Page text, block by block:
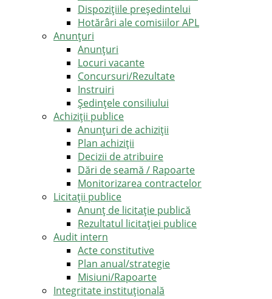
Dispozițiile președintelui
Hotărâri ale comisiilor APL
Anunţuri
Anunţuri
Locuri vacante
Concursuri/Rezultate
Instruiri
Şedinţele consiliului
Achiziții publice
Anunțuri de achiziții
Plan achiziții
Decizii de atribuire
Dări de seamă / Rapoarte
Monitorizarea contractelor
Licitații publice
Anunț de licitație publică
Rezultatul licitației publice
Audit intern
Acte constitutive
Plan anual/strategie
Misiuni/Rapoarte
Integritate instituțională